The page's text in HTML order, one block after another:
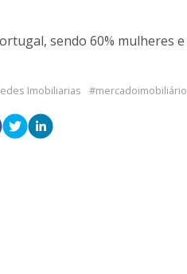
sendo 60% mulheres e
Imobiliarias mercadoimobiliário